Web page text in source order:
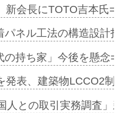
新会長にTOTO吉本氏
パネル工法の構造設
の持ち家」今後を懸
発表、建築物LCCO2
人との取引実務調査